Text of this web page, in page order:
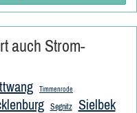
auch Strom-
Timmenrode
Segnitz Sielbek